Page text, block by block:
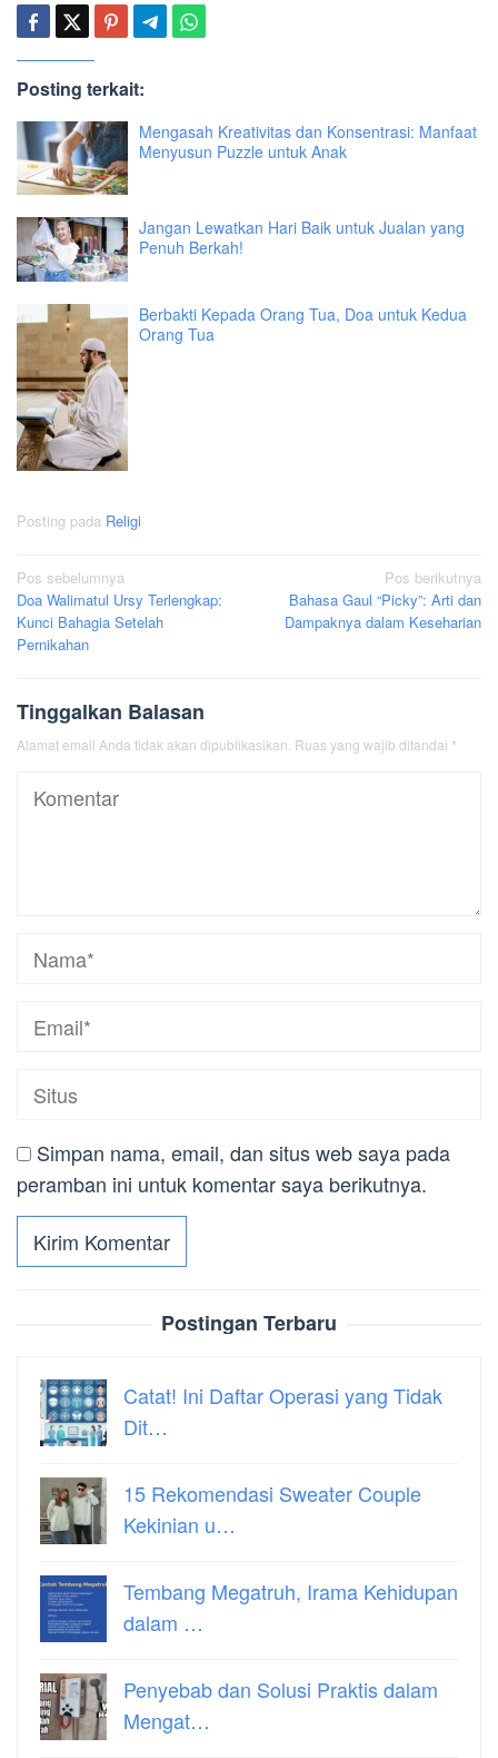
Posting terkait:
Mengasah Kreativitas dan Konsentrasi: Manfaat
Menyusun Puzzle untuk Anak
Jangan Lewatkan Hari Baik untuk Jualan yang
Penuh Berkah!
Berbakti Kepada Orang Tua, Doa untuk Kedua
Orang Tua
Posting pada Religi
Navigasi
pos
Pos sebelumnya
Doa Walimatul Ursy Terlengkap:
Kunci Bahagia Setelah
Pernikahan
Pos berikutnya
Bahasa Gaul “Picky”: Arti dan
Dampaknya dalam Keseharian
Tinggalkan Balasan
Alamat email Anda tidak akan dipublikasikan. Ruas yang wajib ditandai *
Simpan nama, email, dan situs web saya pada
peramban ini untuk komentar saya berikutnya.
Postingan Terbaru
Catat! Ini Daftar Operasi yang Tidak
Dit…
15 Rekomendasi Sweater Couple
Kekinian u…
Tembang Megatruh, Irama Kehidupan
dalam …
Penyebab dan Solusi Praktis dalam
Mengat…